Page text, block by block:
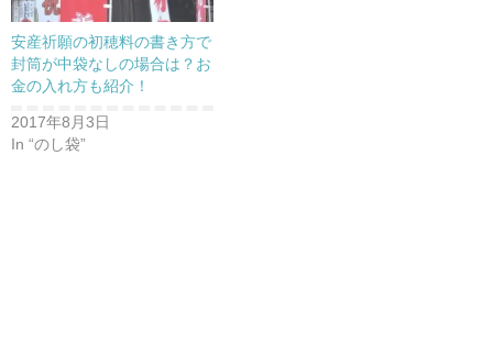
安産祈願の初穂料の書き方で
封筒が中袋なしの場合は？お
金の入れ方も紹介！
2017年8月3日
In “のし袋”